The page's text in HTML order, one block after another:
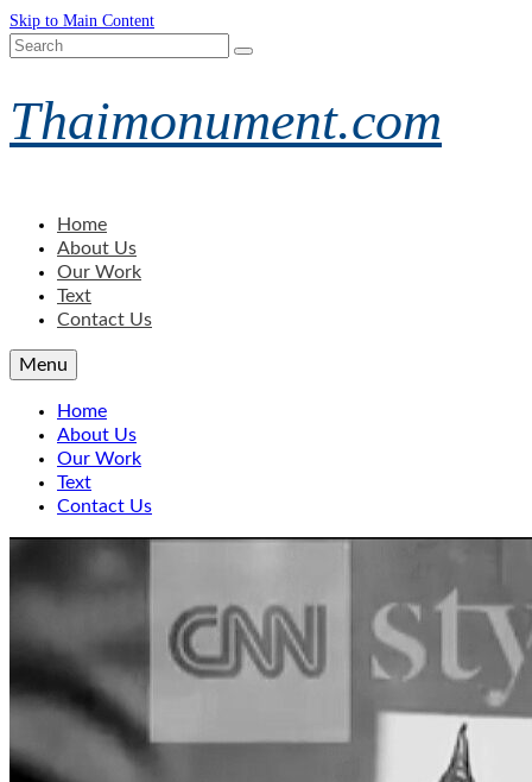
Skip to Main Content
Search
Thaimonument.com
Home
About Us
Our Work
Text
Contact Us
Menu
Home
About Us
Our Work
Text
Contact Us